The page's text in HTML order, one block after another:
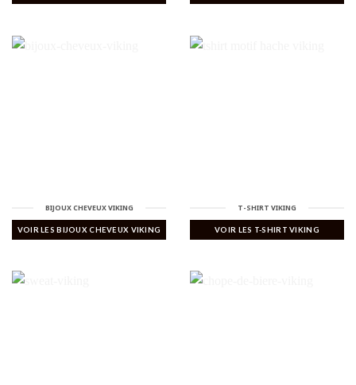
BIJOUX CHEVEUX VIKING
VOIR LES BIJOUX CHEVEUX VIKING
T-SHIRT VIKING
VOIR LES T-SHIRT VIKING